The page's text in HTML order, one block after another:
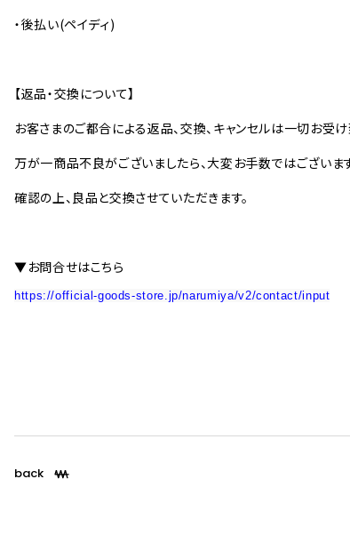
・後払い(ペイディ)
【返品・交換について】
お客さまのご都合による返品、交換、キャンセルは一切お受け
万が一商品不良がございましたら、大変お手数ではございま
確認の上、良品と交換させていただきます。
▼お問合せはこちら
https://official-goods-store.jp/narumiya/v2/contact/input
back